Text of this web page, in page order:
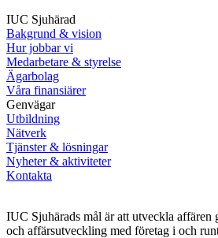
IUC Sjuhärad
Bakgrund & vision
Hur jobbar vi
Medarbetare & styrelse
Ägarbolag
Våra finansiärer
Genvägar
Utbildning
Nätverk
Tjänster & lösningar
Nyheter & aktiviteter
Kontakta
IUC Sjuhärads mål är att utveckla affären
och affärsutveckling med företag i och